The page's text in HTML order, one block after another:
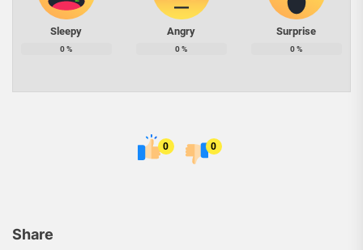
Share
Sleepy
0%
Angry
0%
Surprise
0%
0 0